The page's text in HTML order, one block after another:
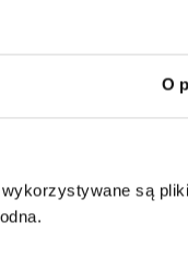
O
są
– The
Atlantis: The
Donnelly'ego...